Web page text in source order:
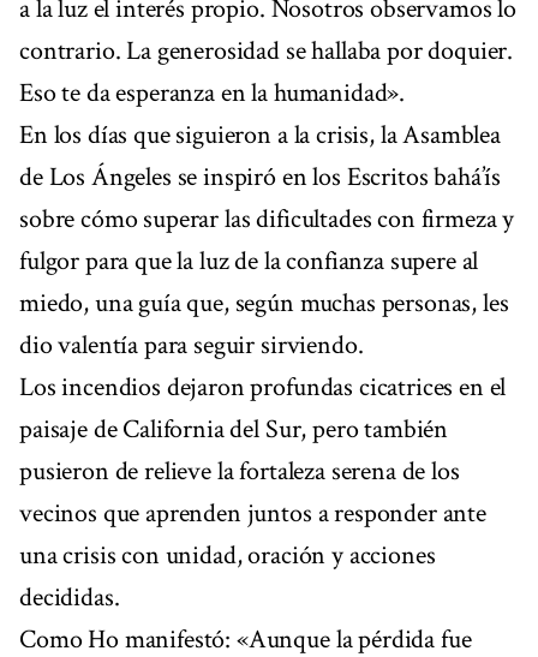
a la luz el interés propio. Nosotros observamos lo
contrario. La generosidad se hallaba por doquier.
Eso te da esperanza en la humanidad».
En los días que siguieron a la crisis, la Asamblea
de Los Ángeles se inspiró en los Escritos bahá’ís
sobre cómo superar las dificultades con firmeza y
fulgor para que la luz de la confianza supere al
miedo, una guía que, según muchas personas, les
dio valentía para seguir sirviendo.
Los incendios dejaron profundas cicatrices en el
paisaje de California del Sur, pero también
pusieron de relieve la fortaleza serena de los
vecinos que aprenden juntos a responder ante
una crisis con unidad, oración y acciones
decididas.
Como Ho manifestó: «Aunque la pérdida fue